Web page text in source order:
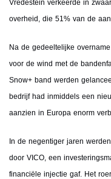
Vredestein verkeerde in
overheid, die 51% van de
Na de gedeeltelijke
voor de wind met de
Snow+ band werden
bedrijf had inmiddels een
aanzien in Europa enorm
In de negentiger jaren
door VICO, een
financiële injectie gaf. Het